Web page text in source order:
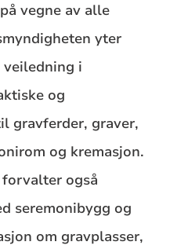
vegne av alle
yter
veiledning i
og
gravferder, graver,
og kremasjon.
også
seremonibygg og
om gravplasser,